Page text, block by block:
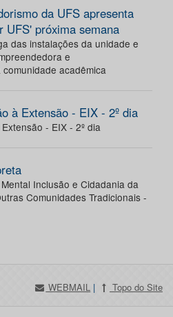
da UFS apresenta
UFS' próxima semana
das instalações da unidade e
e
acadêmica
à Extensão - EIX - 2º dia
- EIX - 2º dia
Inclusão e Cidadania da
Comunidades Tradicionais -
WEBMAIL | Topo do Site